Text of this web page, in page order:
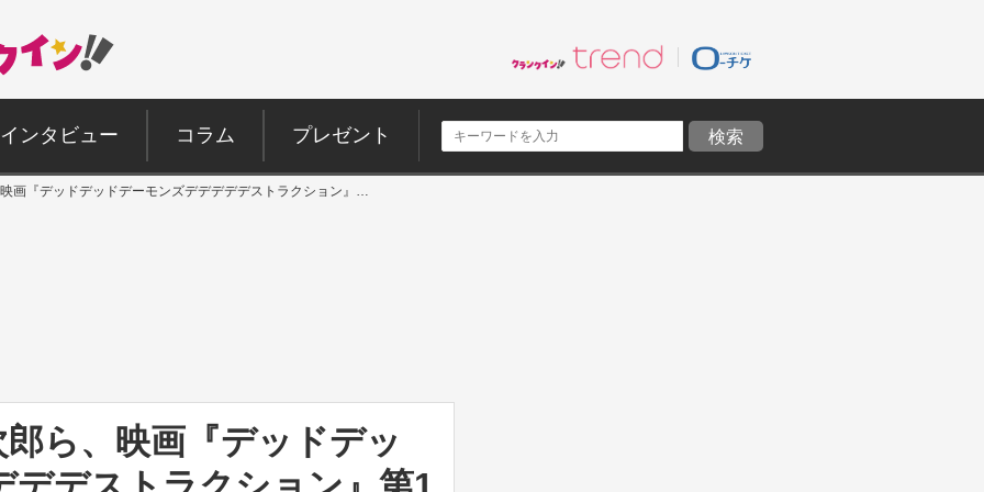
インタビュー コラム プレゼント
画『デッドデッドデーモンズデデデデデストラクション』…
ら、映画『デッドデッ